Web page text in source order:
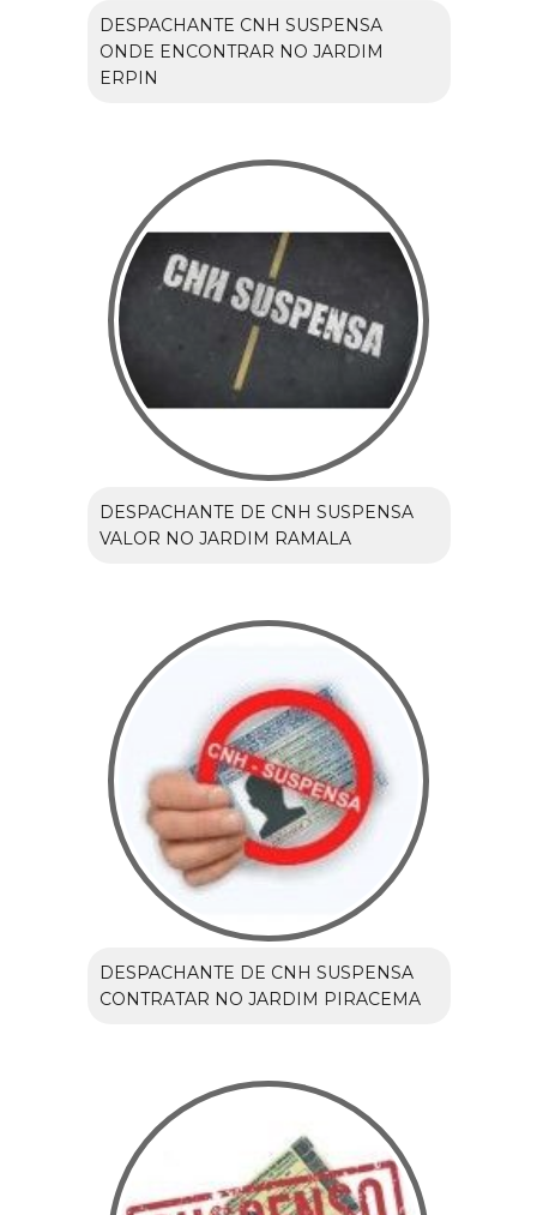
DESPACHANTE CNH SUSPENSA
ONDE ENCONTRAR NO JARDIM
ERPIN
DESPACHANTE DE CNH SUSPENSA
VALOR NO JARDIM RAMALA
DESPACHANTE DE CNH SUSPENSA
CONTRATAR NO JARDIM PIRACEMA